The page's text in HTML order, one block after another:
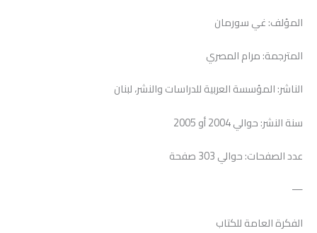
المؤلف: غي سورمان
المترجمة: مرام المصري
الناشر: المؤسسة العربية للدراسات والنشر، لبنان
سنة النشر: حوالي 2004 أو 2005
عدد الصفحات: حوالي 303 صفحة
—
الفكرة العامة للكتاب